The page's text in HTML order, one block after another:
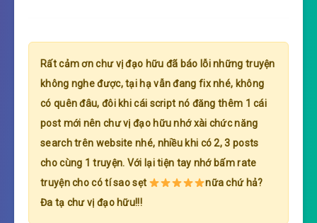
Rất cảm ơn chư vị đạo hữu đã báo lỗi những truyện
không nghe được, tại hạ vẫn đang fix nhé, không
có quên đâu, đôi khi cái script nó đăng thêm 1 cái
post mới nên chư vị đạo hữu nhớ xài chức năng
search trên website nhé, nhiều khi có 2, 3 posts
cho cùng 1 truyện. Với lại tiện tay nhớ bấm rate
truyện cho có tí sao sẹt
nữa chứ hả?
Đa tạ chư vị đạo hữu!!!